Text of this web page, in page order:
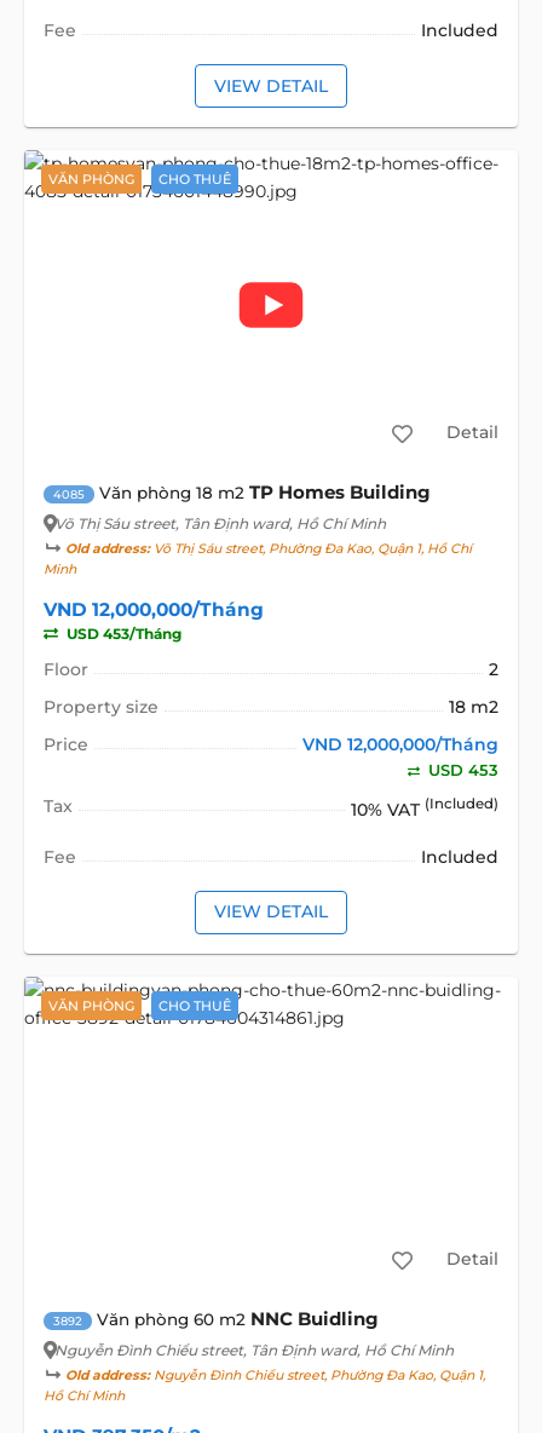
Fee Included
VIEW DETAIL
VĂN PHÒNG CHO THUÊ
Detail
4085 Văn phòng 18 m2 TP Homes Building
Võ Thị Sáu street, Tân Định ward, Hồ Chí Minh
Old address:Võ Thị Sáu street, Phường Đa Kao, Quận 1, Hồ Chí
Minh
VND 12,000,000/Tháng
USD 453/Tháng
Floor
2
Property size
18 m2
Price
VND 12,000,000/Tháng
USD 453
Tax 10% VAT (Included)
Fee Included
VIEW DETAIL
VĂN PHÒNG CHO THUÊ
Detail
3892 Văn phòng 60 m2 NNC Buidling
Nguyễn Đình Chiểu street, Tân Định ward, Hồ Chí Minh
Old address:Nguyễn Đình Chiểu street, Phường Đa Kao, Quận 1,
Hồ Chí Minh